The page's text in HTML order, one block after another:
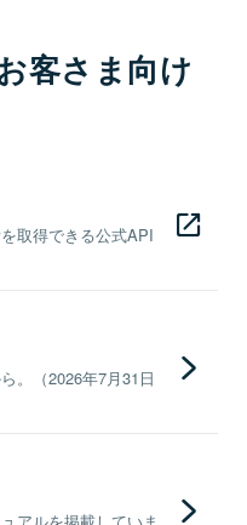
客さま向け
取得できる公式API
。（2026年7月31日